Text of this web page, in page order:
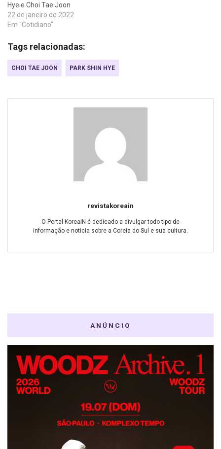
Hye e Choi Tae Joon
22 de janeiro de 2022
Em "Cotidiano"
Tags relacionadas:
CHOI TAE JOON PARK SHIN HYE
revistakoreain
O Portal KoreaIN é dedicado a divulgar todo tipo de
informação e noticia sobre a Coreia do Sul e sua cultura.
ANÚNCIO